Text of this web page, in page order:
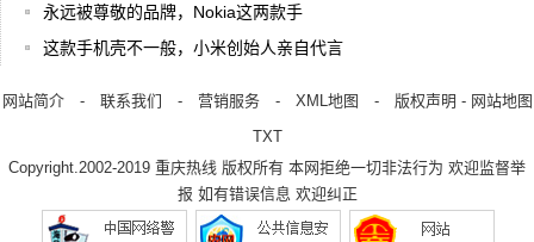
永远被尊敬的品牌，Nokia这两款手
这款手机壳不一般，小米创始人亲自代言
网站简介- 联系我们 - 营销服务- XML地图 - 版权声明 - 网站地图
TXT
Copyright.2002-2019 重庆热线 版权所有 本网拒绝一切非法行为 欢迎监督举
报 如有错误信息 欢迎纠正